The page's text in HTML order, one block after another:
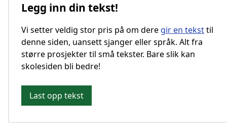
Legg inn din tekst!
Vi setter veldig stor pris på om dere gir en teksttil
denne siden, uansett sjanger eller språk. Alt fra
større prosjekter til små tekster. Bare slik kan
skolesiden bli bedre!
Last opp tekst